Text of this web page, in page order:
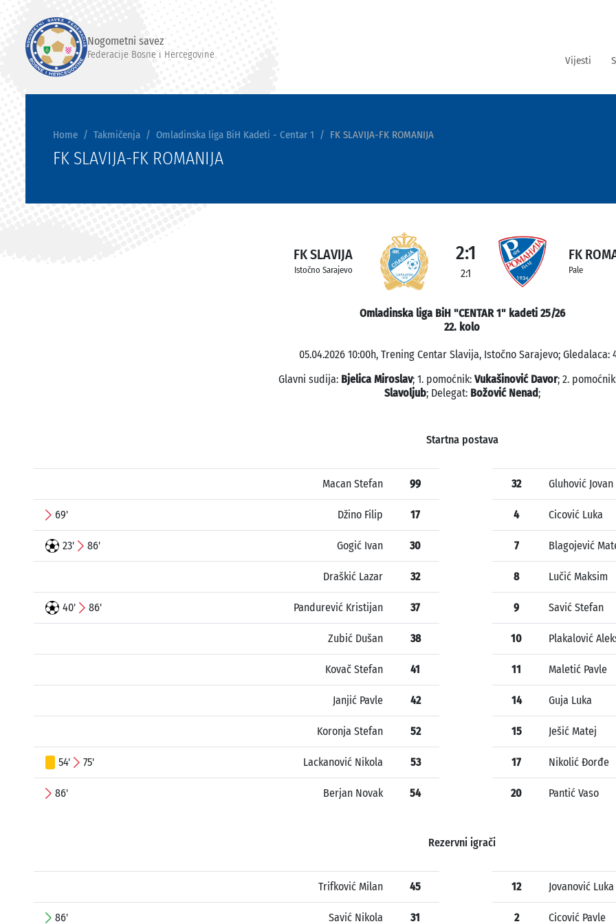
Nogometni savez
Federacije Bosne i Hercegovine Vijesti
Home Takmičenja Omladinska liga BiH Kadeti - Centar 1 FK SLAVIJA-FK ROMANIJA
FK SLAVIJA-FK ROMANIJA
FK SLAVIJA
Istočno Sarajevo
2:1
2:1
FK
Pale
Omladinska liga BiH "CENTAR 1" kadeti 25/26
22. kolo
05.04.2026 10:00h, Trening Centar Slavija, Istočno Sarajevo; Gledalaca:
Glavni sudija: Bjelica Miroslav; 1. pomoćnik: Vukašinović Davor; 2.
Slavoljub; Delegat: Božović Nenad;
Startna postava
Macan Stefan 99
69' Džino Filip 17
23' 86' Gogić Ivan 30
Draškić Lazar 32
40' 86' Pandurević Kristijan 37
Zubić Dušan 38
Kovač Stefan 41
Janjić Pavle 42
Koronja Stefan 52
54' 75' Lackanović Nikola 53
86' Berjan Novak 54
32 Gluhović Jovan
4 Cicović Luka
7 Blagojević
8 Lučić Maksim
9 Savić Stefan
10 Plakalović
11 Maletić Pavle
14 Guja Luka
15 Ješić Matej
17 Nikolić Đorđe
20 Pantić Vaso
Rezervni igrači
Trifković Milan 45
86' Savić Nikola 31
12 Jovanović Luka
2 Cicović Pavle